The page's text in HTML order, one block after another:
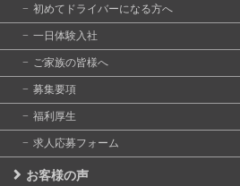
初めてドライバーになる方へ
一日体験入社
ご家族の皆様へ
募集要項
福利厚生
求人応募フォーム
お客様の声